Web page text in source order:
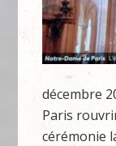
décembre
Paris
cérémonie